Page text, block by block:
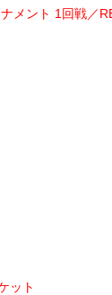
メント 1回戦／
ット